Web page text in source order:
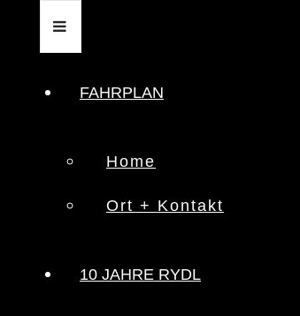
FAHRPLAN
Home
Ort + Kontakt
10 JAHRE RYDL